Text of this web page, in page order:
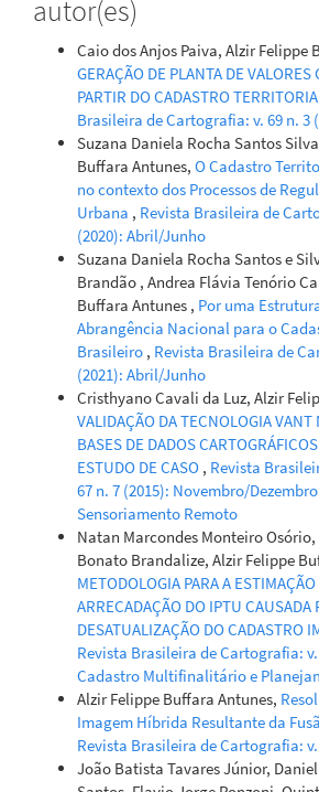
autor(es)
Caio dos Anjos Paiva, Alzir Felippe
GERAÇÃO DE PLANTA DE VALORES
PARTIR DO CADASTRO
Brasileira de Cartografia: v. 69 n. 3
Suzana Daniela Rocha Santos
Buffara Antunes, O Cadastro
no contexto dos Processos de
Urbana , Revista Brasileira de
(2020): Abril/Junho
Suzana Daniela Rocha Santos e
Brandão , Andrea Flávia Tenório
Buffara Antunes , Por uma
Abrangência Nacional para o
Brasileiro , Revista Brasileira de
(2021): Abril/Junho
Cristhyano Cavali da Luz, Alzir
VALIDAÇÃO DA TECNOLOGIA VANT
BASES DE DADOS
ESTUDO DE CASO , Revista
67 n. 7 (2015): Novembro/
Sensoriamento Remoto
Natan Marcondes Monteiro
Bonato Brandalize, Alzir Felippe
METODOLOGIA PARA A ESTIMAÇÃO
ARRECADAÇÃO DO IPTU CAUSADA
DESATUALIZAÇÃO DO CADASTRO
Revista Brasileira de Cartografia:
Cadastro Multifinalitário e
Alzir Felippe Buffara Antunes,
Imagem Híbrida Resultante da
Revista Brasileira de Cartografia:
João Batista Tavares Júnior,